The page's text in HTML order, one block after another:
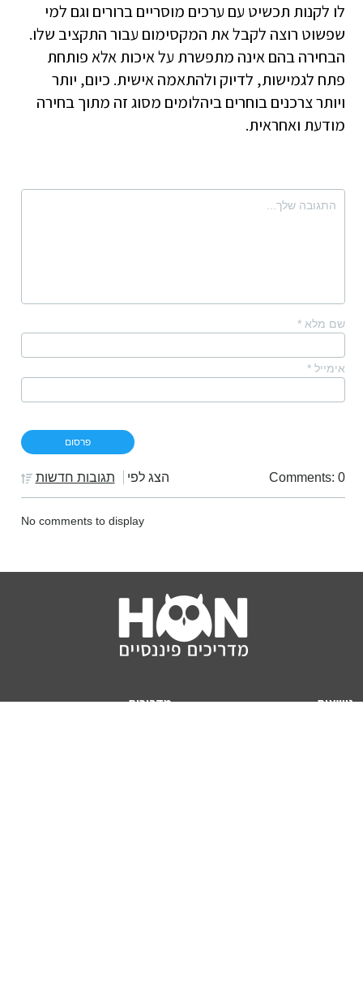
לו לקנות תכשיט עם ערכים מוסריים ברורים וגם למי
שפשוט רוצה לקבל את המקסימום עבור התקציב שלו.
הבחירה בהם אינה מתפשרת על איכות אלא פותחת
פתח לגמישות, לדיוק ולהתאמה אישית. כיום, יותר
ויותר צרכנים בוחרים ביהלומים מסוג זה מתוך בחירה
מודעת ואחראית.
שם מלא *
אימייל *
Comments: 0 הצג לפי תגובות חדשות
No comments to display
נושאים
מדריכים